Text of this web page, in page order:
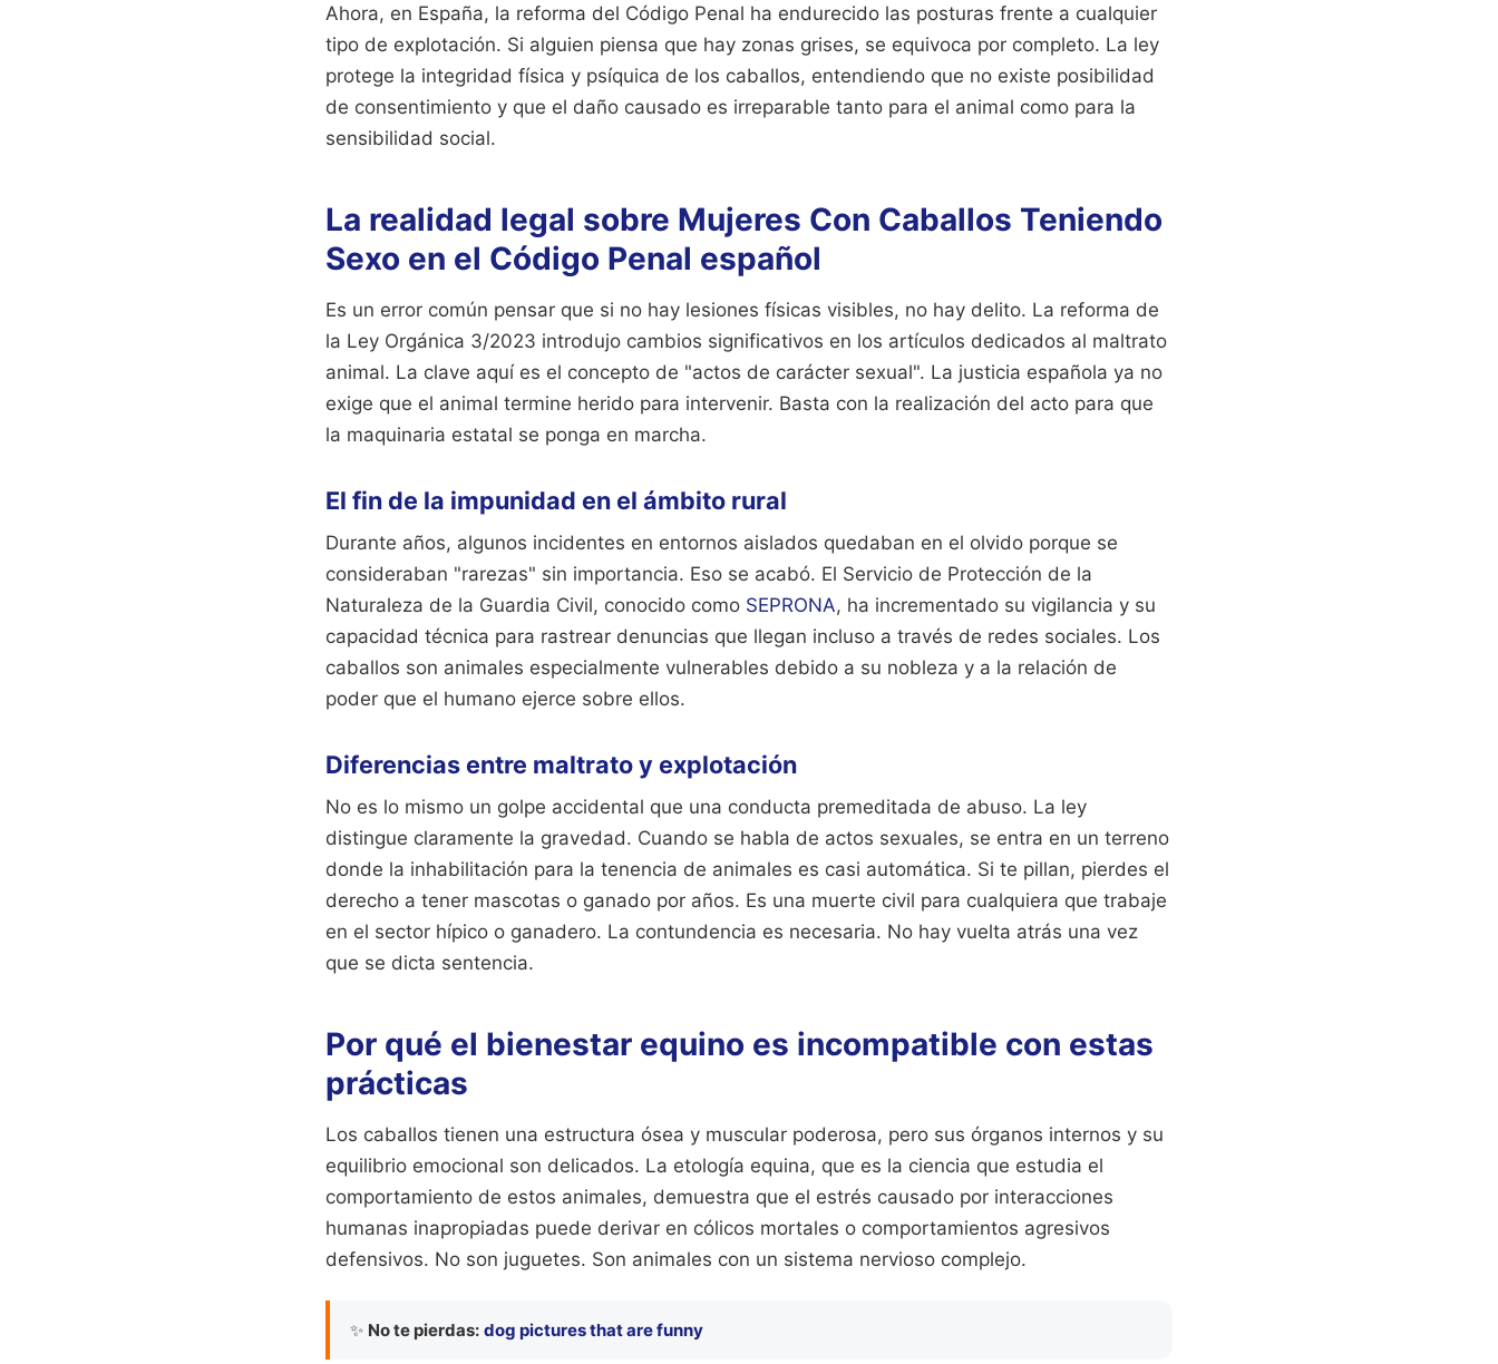
Ahora, en España, la reforma del Código Penal ha endurecido las posturas frente a cualquier
tipo de explotación. Si alguien piensa que hay zonas grises, se equivoca por completo. La ley
protege la integridad física y psíquica de los caballos, entendiendo que no existe posibilidad
de consentimiento y que el daño causado es irreparable tanto para el animal como para la
sensibilidad social.
La realidad legal sobre Mujeres Con Caballos Teniendo
Sexo en el Código Penal español
Es un error común pensar que si no hay lesiones físicas visibles, no hay delito. La reforma de
la Ley Orgánica 3/2023 introdujo cambios significativos en los artículos dedicados al maltrato
animal. La clave aquí es el concepto de "actos de carácter sexual". La justicia española ya no
exige que el animal termine herido para intervenir. Basta con la realización del acto para que
la maquinaria estatal se ponga en marcha.
El fin de la impunidad en el ámbito rural
Durante años, algunos incidentes en entornos aislados quedaban en el olvido porque se
consideraban "rarezas" sin importancia. Eso se acabó. El Servicio de Protección de la
Naturaleza de la Guardia Civil, conocido como SEPRONA, ha incrementado su vigilancia y su
capacidad técnica para rastrear denuncias que llegan incluso a través de redes sociales. Los
caballos son animales especialmente vulnerables debido a su nobleza y a la relación de
poder que el humano ejerce sobre ellos.
Diferencias entre maltrato y explotación
No es lo mismo un golpe accidental que una conducta premeditada de abuso. La ley
distingue claramente la gravedad. Cuando se habla de actos sexuales, se entra en un terreno
donde la inhabilitación para la tenencia de animales es casi automática. Si te pillan, pierdes el
derecho a tener mascotas o ganado por años. Es una muerte civil para cualquiera que trabaje
en el sector hípico o ganadero. La contundencia es necesaria. No hay vuelta atrás una vez
que se dicta sentencia.
Por qué el bienestar equino es incompatible con estas
prácticas
Los caballos tienen una estructura ósea y muscular poderosa, pero sus órganos internos y su
equilibrio emocional son delicados. La etología equina, que es la ciencia que estudia el
comportamiento de estos animales, demuestra que el estrés causado por interacciones
humanas inapropiadas puede derivar en cólicos mortales o comportamientos agresivos
defensivos. No son juguetes. Son animales con un sistema nervioso complejo.
✨ No te pierdas: dog pictures that are funny